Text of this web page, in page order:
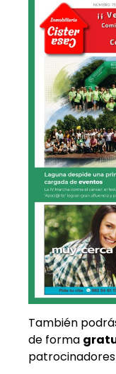
También
de forma
patrocinadores